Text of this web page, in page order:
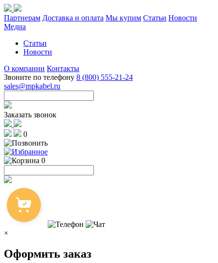
Партнерам Доставка и оплата Мы купим Статьи Новости
Медиа
Статьи
Новости
О компании Контакты
Звоните по телефону 8 (800) 555-21-24
sales@mpkabel.ru
Заказать звонок
0
0
×
Оформить заказ